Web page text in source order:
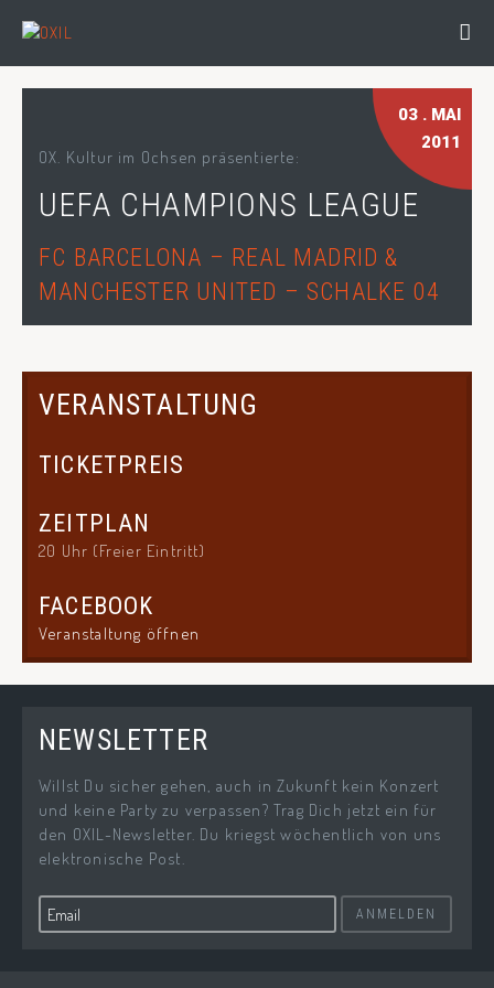
03 . MAI
2011
OX. Kultur im Ochsen präsentierte:
UEFA CHAMPIONS LEAGUE
FC BARCELONA – REAL MADRID &
MANCHESTER UNITED – SCHALKE 04
VERANSTALTUNG
TICKETPREIS
ZEITPLAN
20 Uhr (Freier Eintritt)
FACEBOOK
Veranstaltung öffnen
NEWSLETTER
Willst Du sicher gehen, auch in Zukunft kein Konzert
und keine Party zu verpassen? Trag Dich jetzt ein für
den OXIL-Newsletter. Du kriegst wöchentlich von uns
elektronische Post.
ANMELDEN